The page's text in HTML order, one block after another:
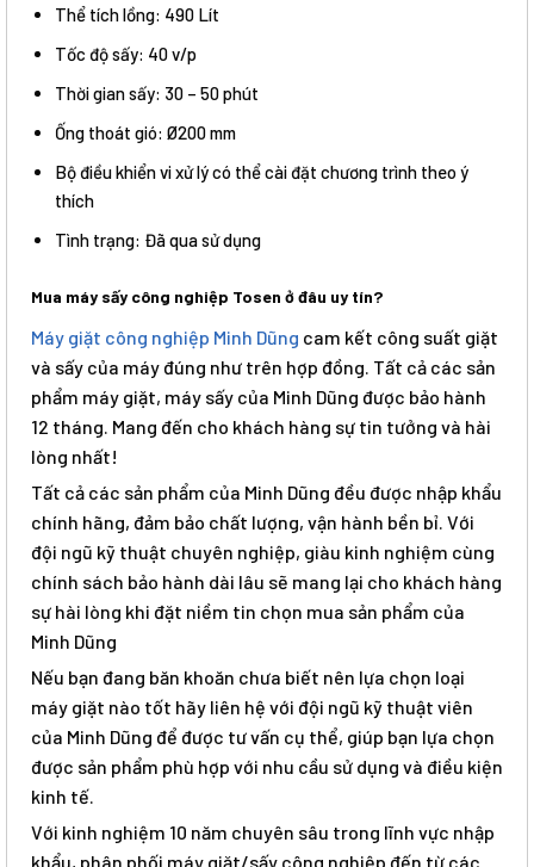
Thể tích lồng: 490 Lít
Tốc độ sấy: 40 v/p
Thời gian sấy: 30 – 50 phút
Ống thoát gió: Ø200 mm
Bộ điều khiển vi xử lý có thể cài đặt chương trình theo ý
thích
Tình trạng: Đã qua sử dụng
Mua máy sấy công nghiệp Tosen ở đâu uy tín?
Máy giặt công nghiệp Minh Dũng cam kết công suất giặt
và sấy của máy đúng như trên hợp đồng. Tất cả các sản
phẩm máy giặt, máy sấy của Minh Dũng được bảo hành
12 tháng. Mang đến cho khách hàng sự tin tưởng và hài
lòng nhất!
Tất cả các sản phẩm của Minh Dũng đều được nhập khẩu
chính hãng, đảm bảo chất lượng, vận hành bền bỉ. Với
đội ngũ kỹ thuật chuyên nghiệp, giàu kinh nghiệm cùng
chính sách bảo hành dài lâu sẽ mang lại cho khách hàng
sự hài lòng khi đặt niềm tin chọn mua sản phẩm của
Minh Dũng
Nếu bạn đang băn khoăn chưa biết nên lựa chọn loại
máy giặt nào tốt hãy liên hệ với đội ngũ kỹ thuật viên
của Minh Dũng để được tư vấn cụ thể, giúp bạn lựa chọn
được sản phẩm phù hợp với nhu cầu sử dụng và điều kiện
kinh tế.
Với kinh nghiệm 10 năm chuyên sâu trong lĩnh vực nhập
khẩu, phân phối máy giặt/sấy công nghiệp đến từ các